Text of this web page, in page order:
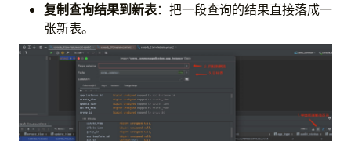
复制查询结果到新表：把一段查询的结果直接落成一
张新表。